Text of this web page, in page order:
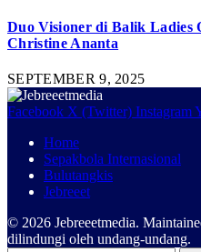
Duo Visioner di Balik Ladies
Christine Ananta
SEPTEMBER 9, 2025
Facebook X (Twitter) Instagram
Home
Sepakbola Internasional
Bulutangkis
Jebreeet
© 2026 Jebreeetmedia.
dilindungi oleh undang-undang.